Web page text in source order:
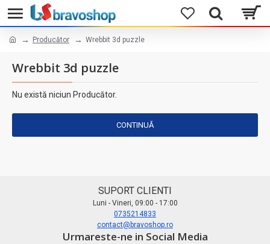
Producător Wrebbit 3d puzzle
Wrebbit 3d puzzle
Nu există niciun Producător.
CONTINUĂ
SUPORT CLIENTI
Luni - Vineri, 09:00 - 17:00
0735214833
contact@bravoshop.ro
Urmareste-ne in Social Media